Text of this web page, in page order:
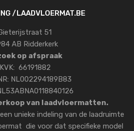
/LAADVLOERMAT.BE
51
AB Ridderkerk
op afspraak
KVK: 66191882
NL002294189B83
van laadvloermatten.
unieke indeling van de laadruimte
die voor dat specifieke model